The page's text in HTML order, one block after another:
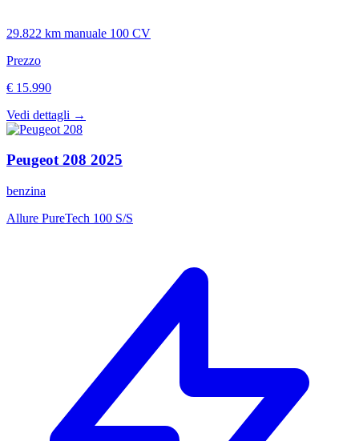
29.822 km manuale 100 CV
Prezzo
€ 15.990
Vedi dettagli →
Peugeot208 2025
benzina
Allure PureTech 100 S/S